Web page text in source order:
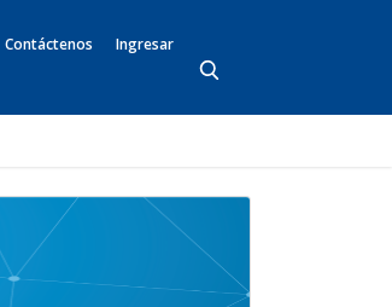
Contáctenos Ingresar